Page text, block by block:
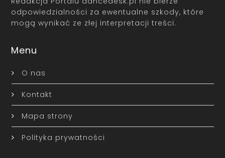
odpowiedzialności za ewentualne szkody, które
mogą wynikać ze złej interpretacji treści.
Menu
O nas
Kontakt
Mapa strony
Polityka prywatności